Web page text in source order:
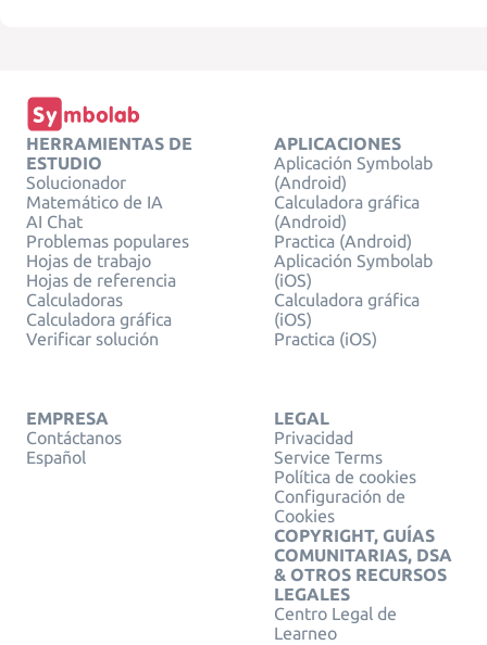
HERRAMIENTAS DE
ESTUDIO
Solucionador
Matemático de IA
AI Chat
Problemas populares
Hojas de trabajo
Hojas de referencia
Calculadoras
Calculadora gráfica
Verificar solución
APLICACIONES
Aplicación Symbolab
(Android)
Calculadora gráfica
(Android)
Practica (Android)
Aplicación Symbolab
(iOS)
Calculadora gráfica
(iOS)
Practica (iOS)
EMPRESA
Contáctanos
Español
LEGAL
Privacidad
Service Terms
Política de cookies
Configuración de
Cookies
COPYRIGHT, GUÍAS
COMUNITARIAS, DSA
& OTROS RECURSOS
LEGALES
Centro Legal de
Learneo